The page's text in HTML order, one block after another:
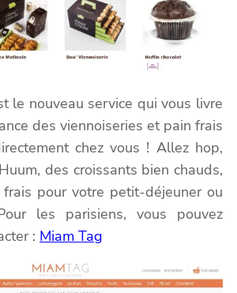
le nouveau service qui vous livre
des viennoiseries et pain frais
chez vous ! Allez hop,
des croissants bien chauds,
frais pour votre petit-déjeuner ou
les parisiens, vous pouvez
: Miam Tag